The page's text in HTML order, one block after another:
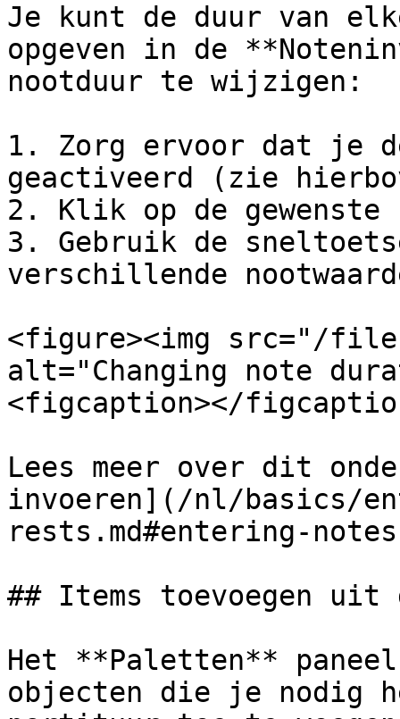
Je kunt de duur van
opgeven in de
nootduur te wijzigen:
1. Zorg ervoor dat je
geactiveerd (zie
2. Klik op de gewenste
3. Gebruik de
verschillende
<figure><img src="/
alt="Changing note
<figcaption></
Lees meer over dit
invoeren](/nl/basics/
rests.md#entering-
## Items toevoegen uit
Het **Paletten**
objecten die je nodig